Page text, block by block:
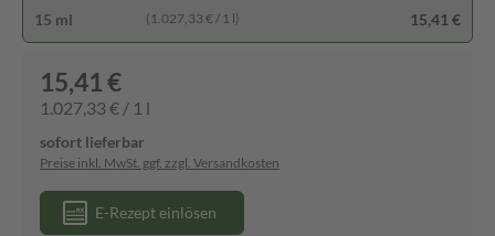
15 ml (1.027,33 € / 1 l) 15,41 €
15,41 €
1.027,33 € / 1 l
sofort lieferbar
Preise inkl. MwSt. ggf. zzgl. Versandkosten
E-Rezept einlösen